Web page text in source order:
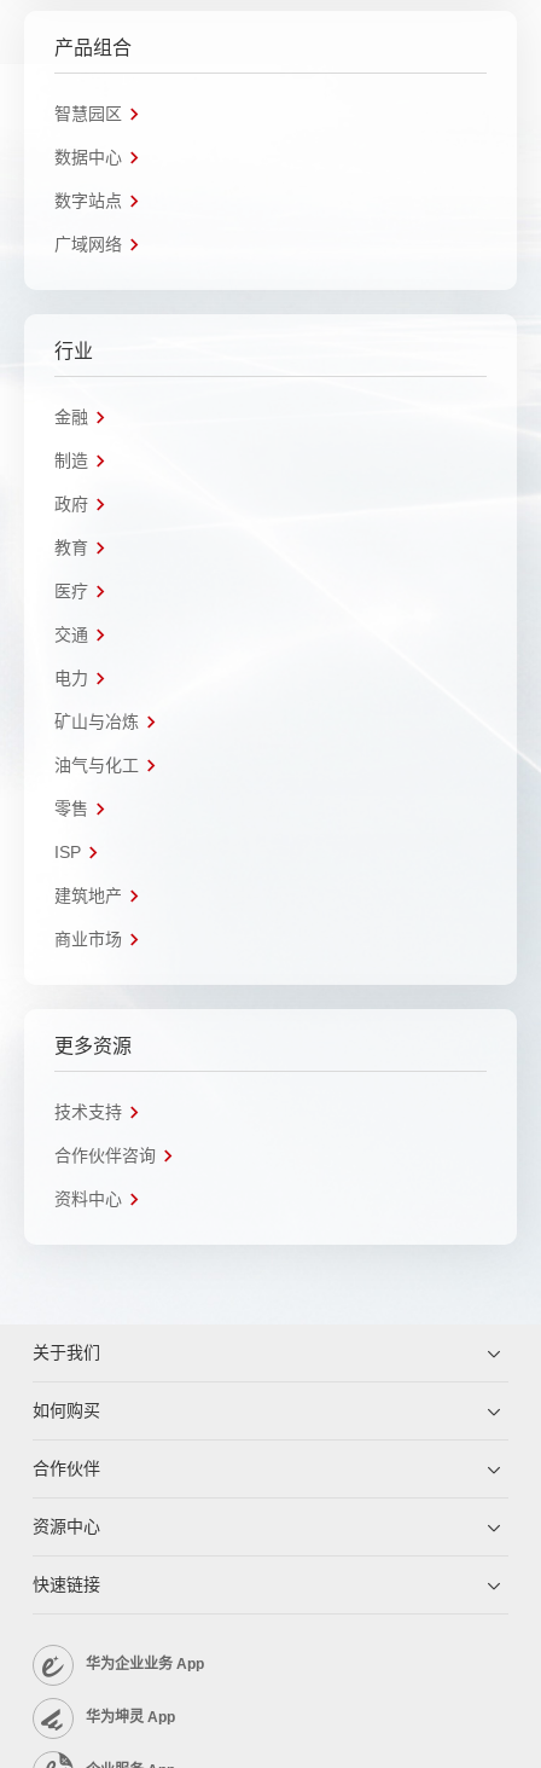
产品组合
智慧园区
数据中心
数字站点
广域网络
行业
金融
制造
政府
教育
医疗
交通
电力
矿山与冶炼
油气与化工
零售
ISP
建筑地产
商业市场
更多资源
技术支持
合作伙伴咨询
资料中心
关于我们
如何购买
合作伙伴
资源中心
快速链接
华为企业业务 App
华为坤灵 App